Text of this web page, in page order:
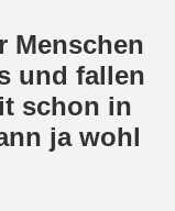
Menschen
und fallen
schon in
ja wohl
Widerstand
am
gegen